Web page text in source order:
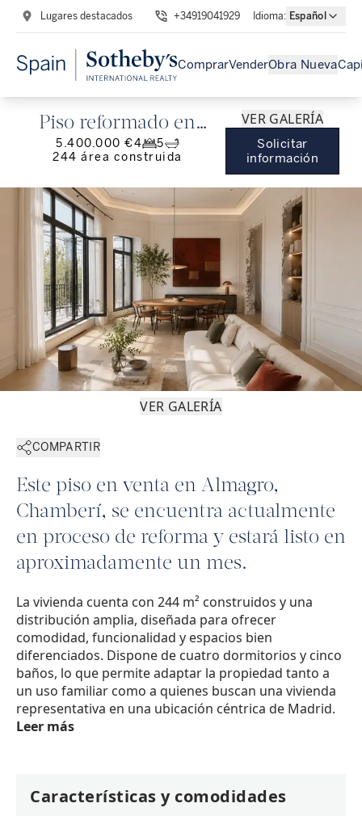
Lugares destacados +34919041929 Idioma: Español
ComprarVenderObra Nueva
Piso reformado en
Almagro, Chamberí
5.400.000 €4
5
244 área construida
VER GALERÍA
Solicitar
información
VER GALERÍA
COMPARTIR
Este piso en venta en Almagro,
Chamberí, se encuentra actualmente
en proceso de reforma y estará listo en
aproximadamente un mes.
La vivienda cuenta con 244 m² construidos y una
distribución amplia, diseñada para ofrecer
comodidad, funcionalidad y espacios bien
diferenciados. Dispone de cuatro dormitorios y cinco
baños, lo que permite adaptar la propiedad tanto a
un uso familiar como a quienes buscan una vivienda
representativa en una ubicación céntrica de Madrid.
Leer más
Características y comodidades